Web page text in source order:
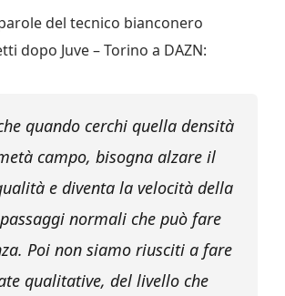
del tecnico bianconero
dopo Juve – Torino a DAZN:
quando cerchi quella densità
campo, bisogna alzare il
e diventa la velocità della
normali che può fare
Poi non siamo riusciti a fare
qualitative, del livello che